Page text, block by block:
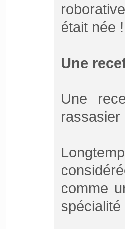
était née !
Une
Une
rassasier
comme